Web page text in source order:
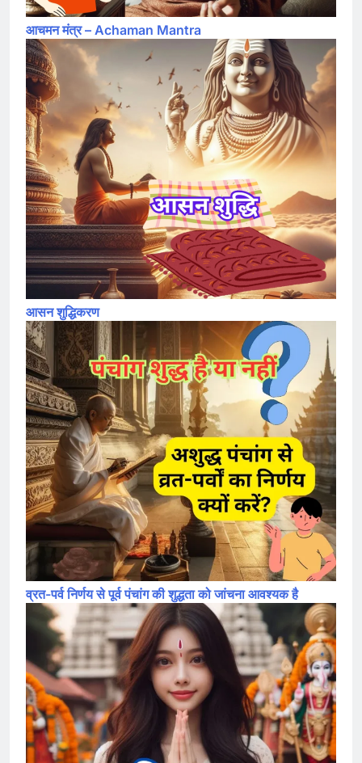
आचमन मंत्र – Achaman Mantra
आसन शुद्धिकरण
व्रत-पर्व निर्णय से पूर्व पंचांग की शुद्धता को जांचना आवश्यक है